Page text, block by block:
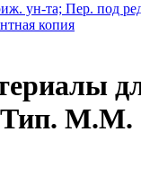
ун-та; Пер. под
копия
М.М.